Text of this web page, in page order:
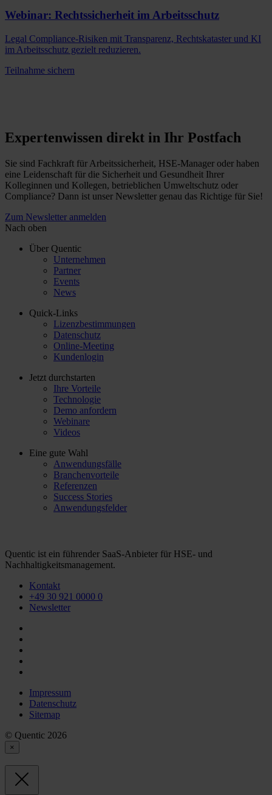
Webinar: Rechtssicherheit im Arbeitsschutz
Legal Compliance-Risiken mit Transparenz, Rechtskataster und KI
im Arbeitsschutz gezielt reduzieren.
Teilnahme sichern
Expertenwissen direkt in Ihr Postfach
Sie sind Fachkraft für Arbeitssicherheit, HSE-Manager oder haben
eine Leidenschaft für die Sicherheit und Gesundheit Ihrer
Kolleginnen und Kollegen, betrieblichen Umweltschutz oder
Compliance? Dann ist unser Newsletter genau das Richtige für Sie!
Zum Newsletter anmelden
Nach oben
Über Quentic
Unternehmen
Partner
Events
News
Quick-Links
Lizenzbestimmungen
Datenschutz
Online-Meeting
Kundenlogin
Jetzt durchstarten
Ihre Vorteile
Technologie
Demo anfordern
Webinare
Videos
Eine gute Wahl
Anwendungsfälle
Branchenvorteile
Referenzen
Success Stories
Anwendungsfelder
Quentic ist ein führender SaaS-Anbieter für HSE- und
Nachhaltigkeitsmanagement.
Kontakt
+49 30 921 0000 0
Newsletter
Impressum
Datenschutz
Sitemap
© Quentic 2026
×